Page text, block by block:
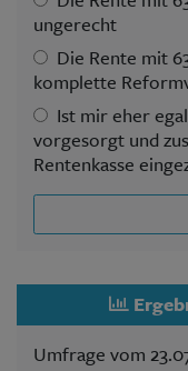
ungerecht
Die Rente mit
komplette
Ist mir eher
vorgesorgt und
Rentenkasse
Umfrage vom